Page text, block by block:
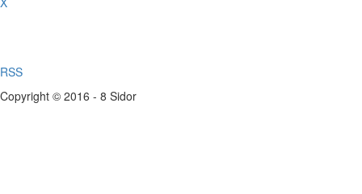
RSS
Copyright © 2016 - 8 Sidor